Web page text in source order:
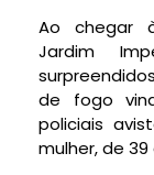
Ao chegar
Jardim
de fogo
policiais
mulher, de 39